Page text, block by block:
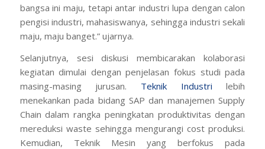
bangsa ini maju, tetapi antar industri lupa dengan calon
pengisi industri, mahasiswanya, sehingga industri sekali
maju, maju banget.” ujarnya.
Selanjutnya, sesi diskusi membicarakan kolaborasi
kegiatan dimulai dengan penjelasan fokus studi pada
masing-masing jurusan. Teknik Industri lebih
menekankan pada bidang SAP dan manajemenSupply
Chain dalam rangka peningkatan produktivitas dengan
mereduksi waste sehingga mengurangicost produksi.
Kemudian, Teknik Mesin yang berfokus pada